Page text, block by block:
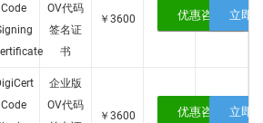
Code
OV代码
签名证
书
￥3600 优惠咨询 立即
Code
企业版
OV代码
￥3600 优惠咨询 立即